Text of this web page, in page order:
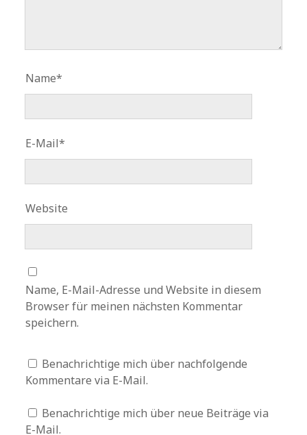
Name*
E-Mail*
Website
Name, E-Mail-Adresse und Website in diesem
Browser für meinen nächsten Kommentar
speichern.
Benachrichtige mich über nachfolgende
Kommentare via E-Mail.
Benachrichtige mich über neue Beiträge via
E-Mail.